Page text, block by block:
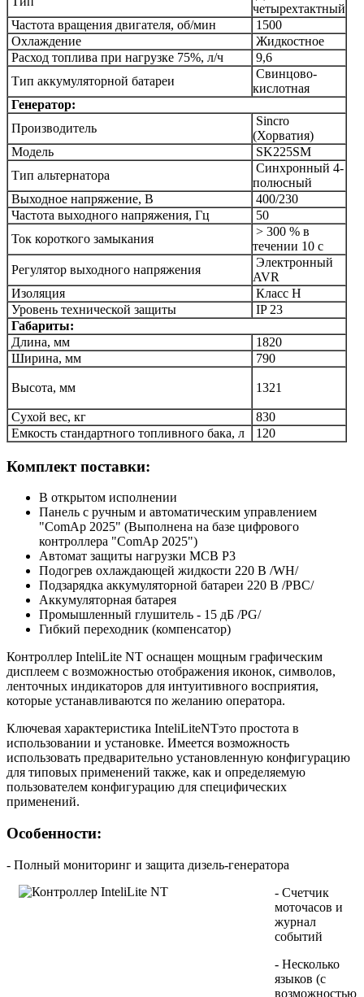
четырехтактный
Частота вращения двигателя, об/мин
1500
Охлаждение
Жидкостное
Расход топлива при нагрузке 75%, л/ч
9,6
Тип аккумуляторной батареи
Cвинцово-
кислотная
Генератор:
Производитель
Sincro
(Хорватия)
Модель
SK225SM
Тип альтернатора
Синхронный 4-
полюсный
Выходное напряжение, В
400/230
Частота выходного напряжения, Гц
50
Ток короткого замыкания
> 300 % в
течении 10 с
Регулятор выходного напряжения
Электронный
AVR
Изоляция
Класс Н
Уровень технической защиты
IP 23
Габариты:
Длина, мм
1820
Ширина, мм
790
Высота, мм 1321
Сухой вес, кг
830
Емкость стандартного топливного бака, л
120
Комплект поставки:
В открытом исполнении
Панель с ручным и автоматическим управлением
"ComAp 2025" (Выполнена на базе цифрового
контроллера "ComAp 2025")
Автомат защиты нагрузки MCB P3
Подогрев охлаждающей жидкости 220 В /WH/
Подзарядка аккумуляторной батареи 220 В /PBC/
Аккумуляторная батарея
Промышленный глушитель - 15 дБ /PG/
Гибкий переходник (компенсатор)
Контроллер InteliLite NT оснащен мощным графическим
дисплеем с возможностью отображения иконок, символов,
ленточных индикаторов для интуитивного восприятия,
которые устанавливаются по желанию оператора.
Ключевая характеристика InteliLiteNTэто простота в
использовании и установке. Имеется возможность
использовать предварительно установленную конфигурацию
для типовых применений также, как и определяемую
пользователем конфигурацию для специфических
применений.
Особенности:
- Полный мониторинг и защита дизель-генератора
- Счетчик
моточасов и
журнал
событий
- Несколько
языков (с
возможностью